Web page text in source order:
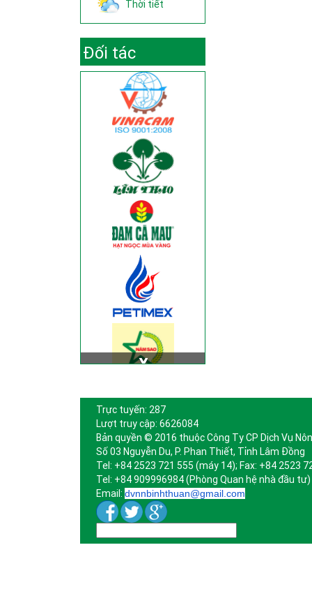
Thời tiết
Đối tác
Trực tuyến: 287
Lượt truy cập: 6626084
Bản quyền © 2016 thuộc Công Ty CP Dịch Vụ
Số 03 Nguyễn Du, P. Phan Thiết, Tỉnh Lâm Đồng
Tel: +84 2523 721 555 (máy 14); Fax: +84 2523
Tel: +84 909996984 (Phòng Quan hệ nhà đầu tư)
Email: dvnnbinhthuan@gmail.com